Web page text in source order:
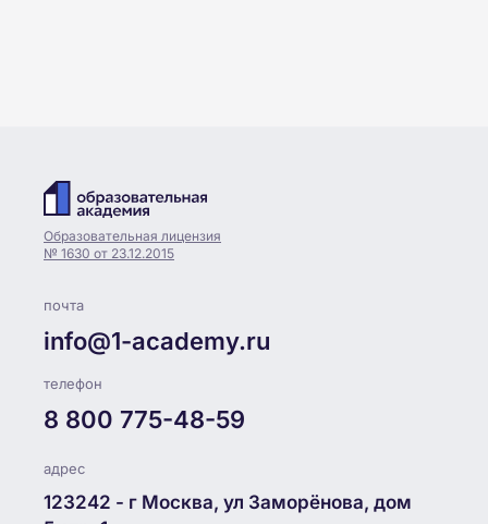
Образовательная лицензия
№ 1630 от 23.12.2015
почта
info@1-academy.ru
телефон
8 800 775-48-59
адрес
123242 - г Москва, ул Заморёнова, дом